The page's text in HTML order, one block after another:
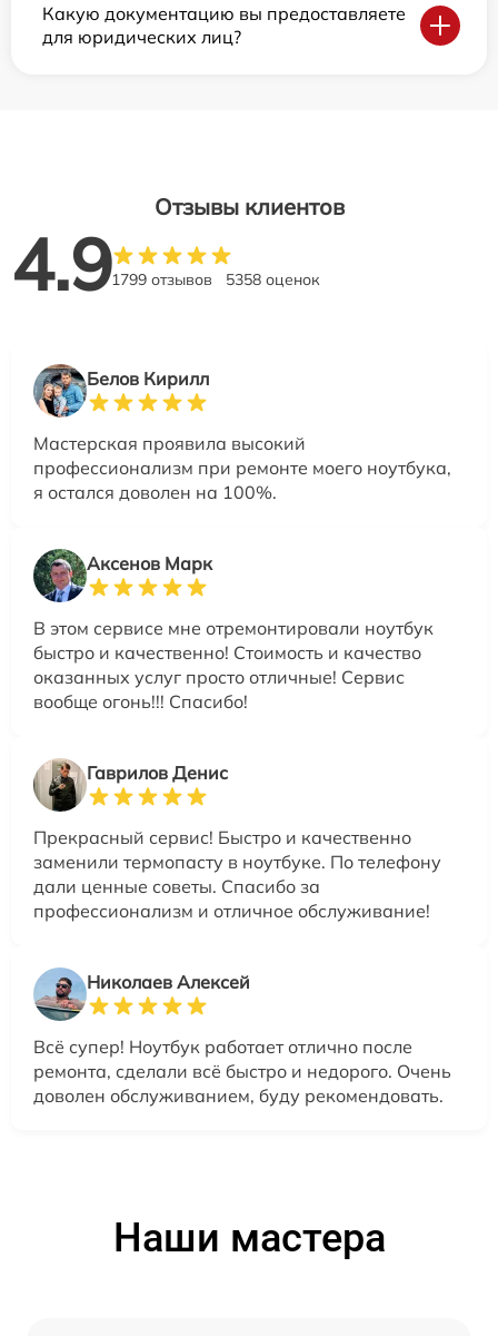
Какую документацию вы предоставляете
для юридических лиц?
Отзывы клиентов
4.91799 отзывов 5358 оценок
Белов Кирилл
Мастерская проявила высокий
профессионализм при ремонте моего ноутбука,
я остался доволен на 100%.
Аксенов Марк
В этом сервисе мне отремонтировали ноутбук
быстро и качественно! Стоимость и качество
оказанных услуг просто отличные! Сервис
вообще огонь!!! Спасибо!
Гаврилов Денис
Прекрасный сервис! Быстро и качественно
заменили термопасту в ноутбуке. По телефону
дали ценные советы. Спасибо за
профессионализм и отличное обслуживание!
Николаев Алексей
Всё супер! Ноутбук работает отлично после
ремонта, сделали всё быстро и недорого. Очень
доволен обслуживанием, буду рекомендовать.
Наши мастера